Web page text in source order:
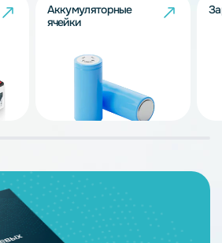
Аккумуляторные
ячейки